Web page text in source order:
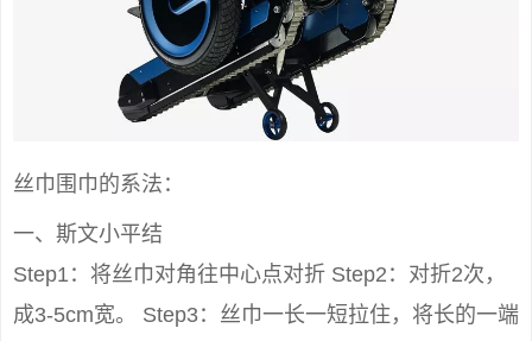
丝巾围巾的系法：
一、斯文小平结
Step1：将丝巾对角往中心点对折 Step2：对折2次，
成3-5cm宽。 Step3：丝巾一长一短拉住，将长的一端